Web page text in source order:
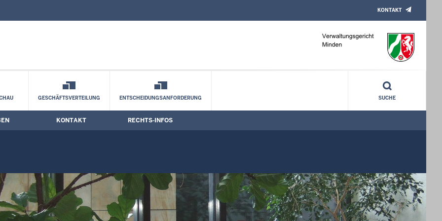
Kontaktformular
KONTAKT
GESCHÄFTSVERTEILUNG ENTSCHEIDUNGSANFORDERUNG SUCHE
KONTAKT RECHTS-INFOS